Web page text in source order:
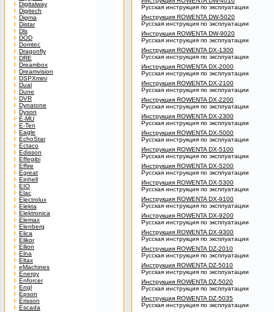
Digitalway
Digitech
Digma
Distar
Dls
DOD
Domtec
Dragonfly
DRE
Dreambox
Dreamvision
DSPXmini
Dual
Dune
DVR
Dynatone
Dyson
E-MU
E-Ten
Eagle
EchoStar
Ectaco
Edisson
Effegibi
Effire
Egreat
Einhell
EIO
Elac
Electrolux
Elekta
Elektronica
Elemax
Elenberg
Elica
Elikor
Ellion
Elna
Eltax
eMachines
Energy
Enforcer
Engl
Epson
Erisson
Escada
Русская инструкция по эксплуатации
Инструкция ROWENTA DW-5020
Русская инструкция по эксплуатации
Инструкция ROWENTA DW-9020
Русская инструкция по эксплуатации
Инструкция ROWENTA DX-1300
Русская инструкция по эксплуатации
Инструкция ROWENTA DX-2000
Русская инструкция по эксплуатации
Инструкция ROWENTA DX-2100
Русская инструкция по эксплуатации
Инструкция ROWENTA DX-2200
Русская инструкция по эксплуатации
Инструкция ROWENTA DX-2300
Русская инструкция по эксплуатации
Инструкция ROWENTA DX-5000
Русская инструкция по эксплуатации
Инструкция ROWENTA DX-5100
Русская инструкция по эксплуатации
Инструкция ROWENTA DX-5200
Русская инструкция по эксплуатации
Инструкция ROWENTA DX-5300
Русская инструкция по эксплуатации
Инструкция ROWENTA DX-9100
Русская инструкция по эксплуатации
Инструкция ROWENTA DX-9200
Русская инструкция по эксплуатации
Инструкция ROWENTA DX-9300
Русская инструкция по эксплуатации
Инструкция ROWENTA DZ-2010
Русская инструкция по эксплуатации
Инструкция ROWENTA DZ-5010
Русская инструкция по эксплуатации
Инструкция ROWENTA DZ-5020
Русская инструкция по эксплуатации
Инструкция ROWENTA DZ-5035
Русская инструкция по эксплуатации